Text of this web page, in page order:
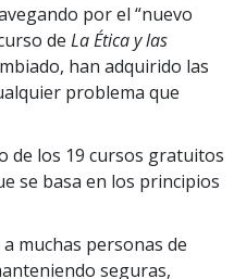
por el “nuevo
de La Ética y las
han adquirido las
problema que
de los 19 cursos gratuitos
se basa en los principios
muchas personas de
seguras,